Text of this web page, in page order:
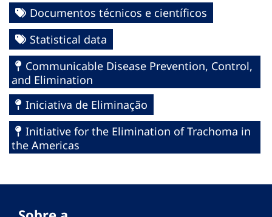
Documentos técnicos e científicos
Statistical data
Communicable Disease Prevention, Control,
and Elimination
Iniciativa de Eliminação
Initiative for the Elimination of Trachoma in
the Americas